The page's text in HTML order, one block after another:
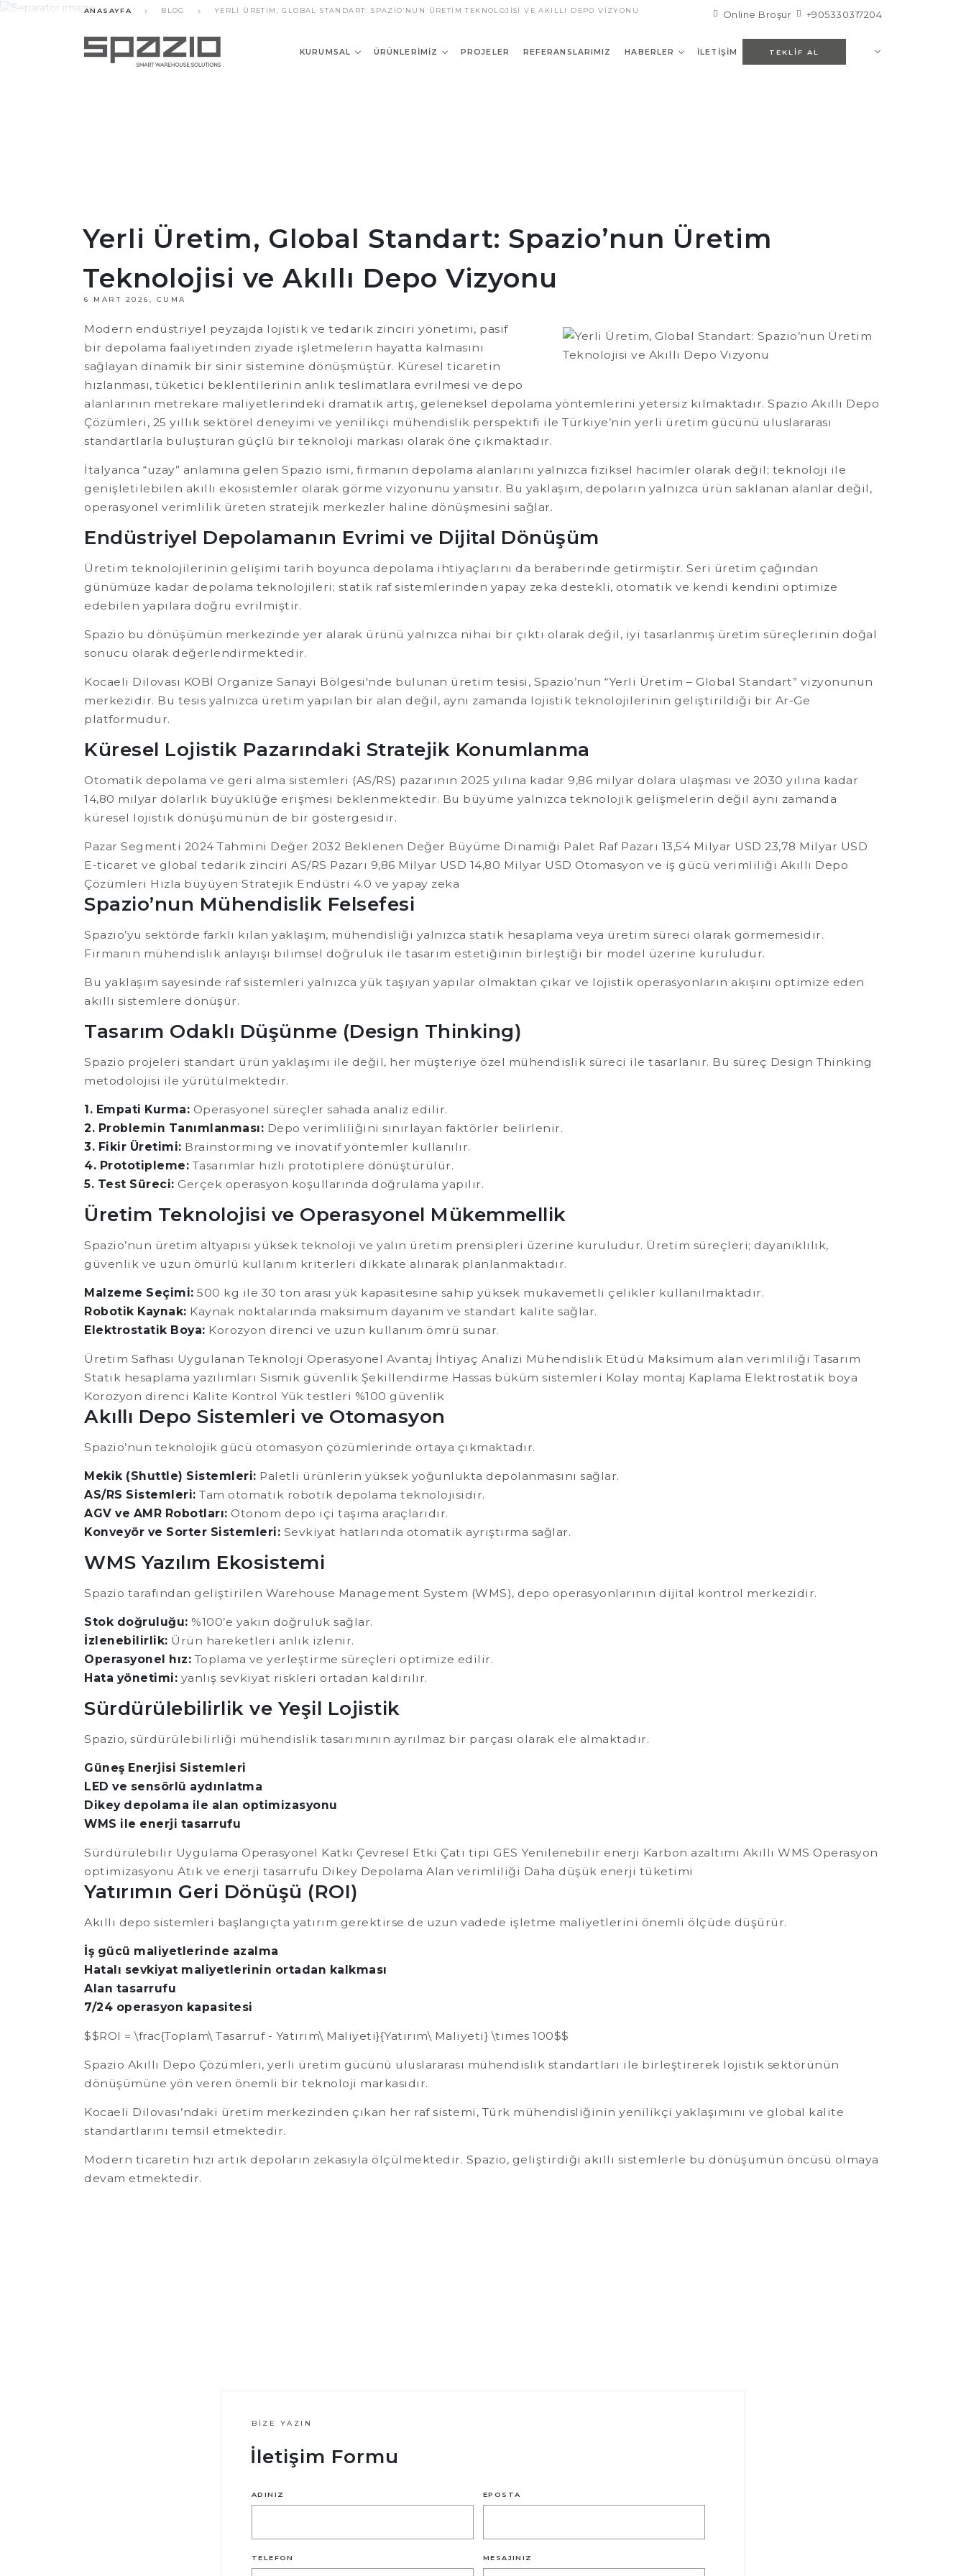
Online Broşür +905330317204
KURUMSAL ÜRÜNLERIMIZ PROJELER REFERANSLARIMIZ HABERLER İLETIŞIM TEKLIF AL
ANASAYFA BLOG YERLI ÜRETIM, GLOBAL STANDART: SPAZIO’NUN ÜRETIM TEKNOLOJISI VE AKILLI DEPO VIZYONU
Yerli Üretim, Global Standart: Spazio’nun Üretim
Teknolojisi ve Akıllı Depo Vizyonu
6 MART 2026, CUMA
Modern endüstriyel peyzajda lojistik ve tedarik zinciri yönetimi, pasif
bir depolama faaliyetinden ziyade işletmelerin hayatta kalmasını
sağlayan dinamik bir sinir sistemine dönüşmüştür. Küresel ticaretin
hızlanması, tüketici beklentilerinin anlık teslimatlara evrilmesi ve depo
alanlarının metrekare maliyetlerindeki dramatik artış, geleneksel depolama yöntemlerini yetersiz kılmaktadır. Spazio Akıllı Depo
Çözümleri, 25 yıllık sektörel deneyimi ve yenilikçi mühendislik perspektifi ile Türkiye’nin yerli üretim gücünü uluslararası
standartlarla buluşturan güçlü bir teknoloji markası olarak öne çıkmaktadır.
İtalyanca “uzay” anlamına gelen Spazio ismi, firmanın depolama alanlarını yalnızca fiziksel hacimler olarak değil; teknoloji ile
genişletilebilen akıllı ekosistemler olarak görme vizyonunu yansıtır. Bu yaklaşım, depoların yalnızca ürün saklanan alanlar değil,
operasyonel verimlilik üreten stratejik merkezler haline dönüşmesini sağlar.
Endüstriyel Depolamanın Evrimi ve Dijital Dönüşüm
Üretim teknolojilerinin gelişimi tarih boyunca depolama ihtiyaçlarını da beraberinde getirmiştir. Seri üretim çağından
günümüze kadar depolama teknolojileri; statik raf sistemlerinden yapay zeka destekli, otomatik ve kendi kendini optimize
edebilen yapılara doğru evrilmiştir.
Spazio bu dönüşümün merkezinde yer alarak ürünü yalnızca nihai bir çıktı olarak değil, iyi tasarlanmış üretim süreçlerinin doğal
sonucu olarak değerlendirmektedir.
Kocaeli Dilovası KOBİ Organize Sanayi Bölgesi'nde bulunan üretim tesisi, Spazio’nun “Yerli Üretim – Global Standart” vizyonunun
merkezidir. Bu tesis yalnızca üretim yapılan bir alan değil, aynı zamanda lojistik teknolojilerinin geliştirildiği bir Ar-Ge
platformudur.
Küresel Lojistik Pazarındaki Stratejik Konumlanma
Otomatik depolama ve geri alma sistemleri (AS/RS) pazarının 2025 yılına kadar 9,86 milyar dolara ulaşması ve 2030 yılına kadar
14,80 milyar dolarlık büyüklüğe erişmesi beklenmektedir. Bu büyüme yalnızca teknolojik gelişmelerin değil aynı zamanda
küresel lojistik dönüşümünün de bir göstergesidir.
Pazar Segmenti 2024 Tahmini Değer 2032 Beklenen Değer Büyüme Dinamiği Palet Raf Pazarı 13,54 Milyar USD 23,78 Milyar USD
E-ticaret ve global tedarik zinciri AS/RS Pazarı 9,86 Milyar USD 14,80 Milyar USD Otomasyon ve iş gücü verimliliği Akıllı Depo
Çözümleri Hızla büyüyen Stratejik Endüstri 4.0 ve yapay zeka
Spazio’nun Mühendislik Felsefesi
Spazio’yu sektörde farklı kılan yaklaşım, mühendisliği yalnızca statik hesaplama veya üretim süreci olarak görmemesidir.
Firmanın mühendislik anlayışı bilimsel doğruluk ile tasarım estetiğinin birleştiği bir model üzerine kuruludur.
Bu yaklaşım sayesinde raf sistemleri yalnızca yük taşıyan yapılar olmaktan çıkar ve lojistik operasyonların akışını optimize eden
akıllı sistemlere dönüşür.
Tasarım Odaklı Düşünme (Design Thinking)
Spazio projeleri standart ürün yaklaşımı ile değil, her müşteriye özel mühendislik süreci ile tasarlanır. Bu süreç Design Thinking
metodolojisi ile yürütülmektedir.
1. Empati Kurma: Operasyonel süreçler sahada analiz edilir.
2. Problemin Tanımlanması: Depo verimliliğini sınırlayan faktörler belirlenir.
3. Fikir Üretimi: Brainstorming ve inovatif yöntemler kullanılır.
4. Prototipleme: Tasarımlar hızlı prototiplere dönüştürülür.
5. Test Süreci: Gerçek operasyon koşullarında doğrulama yapılır.
Üretim Teknolojisi ve Operasyonel Mükemmellik
Spazio’nun üretim altyapısı yüksek teknoloji ve yalın üretim prensipleri üzerine kuruludur. Üretim süreçleri; dayanıklılık,
güvenlik ve uzun ömürlü kullanım kriterleri dikkate alınarak planlanmaktadır.
Malzeme Seçimi: 500 kg ile 30 ton arası yük kapasitesine sahip yüksek mukavemetli çelikler kullanılmaktadır.
Robotik Kaynak: Kaynak noktalarında maksimum dayanım ve standart kalite sağlar.
Elektrostatik Boya: Korozyon direnci ve uzun kullanım ömrü sunar.
Üretim Safhası Uygulanan Teknoloji Operasyonel Avantaj İhtiyaç Analizi Mühendislik Etüdü Maksimum alan verimliliği Tasarım
Statik hesaplama yazılımları Sismik güvenlik Şekillendirme Hassas büküm sistemleri Kolay montaj Kaplama Elektrostatik boya
Korozyon direnci Kalite Kontrol Yük testleri %100 güvenlik
Akıllı Depo Sistemleri ve Otomasyon
Spazio’nun teknolojik gücü otomasyon çözümlerinde ortaya çıkmaktadır.
Mekik (Shuttle) Sistemleri: Paletli ürünlerin yüksek yoğunlukta depolanmasını sağlar.
AS/RS Sistemleri: Tam otomatik robotik depolama teknolojisidir.
AGV ve AMR Robotları: Otonom depo içi taşıma araçlarıdır.
Konveyör ve Sorter Sistemleri: Sevkiyat hatlarında otomatik ayrıştırma sağlar.
WMS Yazılım Ekosistemi
Spazio tarafından geliştirilen Warehouse Management System (WMS), depo operasyonlarının dijital kontrol merkezidir.
Stok doğruluğu: %100’e yakın doğruluk sağlar.
İzlenebilirlik: Ürün hareketleri anlık izlenir.
Operasyonel hız: Toplama ve yerleştirme süreçleri optimize edilir.
Hata yönetimi: yanlış sevkiyat riskleri ortadan kaldırılır.
Sürdürülebilirlik ve Yeşil Lojistik
Spazio, sürdürülebilirliği mühendislik tasarımının ayrılmaz bir parçası olarak ele almaktadır.
Güneş Enerjisi Sistemleri
LED ve sensörlü aydınlatma
Dikey depolama ile alan optimizasyonu
WMS ile enerji tasarrufu
Sürdürülebilir Uygulama Operasyonel Katkı Çevresel Etki Çatı tipi GES Yenilenebilir enerji Karbon azaltımı Akıllı WMS Operasyon
optimizasyonu Atık ve enerji tasarrufu Dikey Depolama Alan verimliliği Daha düşük enerji tüketimi
Yatırımın Geri Dönüşü (ROI)
Akıllı depo sistemleri başlangıçta yatırım gerektirse de uzun vadede işletme maliyetlerini önemli ölçüde düşürür.
İş gücü maliyetlerinde azalma
Hatalı sevkiyat maliyetlerinin ortadan kalkması
Alan tasarrufu
7/24 operasyon kapasitesi
$$ROI = \frac{Toplam\ Tasarruf - Yatırım\ Maliyeti}{Yatırım\ Maliyeti} \times 100$$
Spazio Akıllı Depo Çözümleri, yerli üretim gücünü uluslararası mühendislik standartları ile birleştirerek lojistik sektörünün
dönüşümüne yön veren önemli bir teknoloji markasıdır.
Kocaeli Dilovası’ndaki üretim merkezinden çıkan her raf sistemi, Türk mühendisliğinin yenilikçi yaklaşımını ve global kalite
standartlarını temsil etmektedir.
Modern ticaretin hızı artık depoların zekasıyla ölçülmektedir. Spazio, geliştirdiği akıllı sistemlerle bu dönüşümün öncüsü olmaya
devam etmektedir.
BIZE YAZIN
İletişim Formu
ADINIZ EPOSTA
TELEFON MESAJINIZ